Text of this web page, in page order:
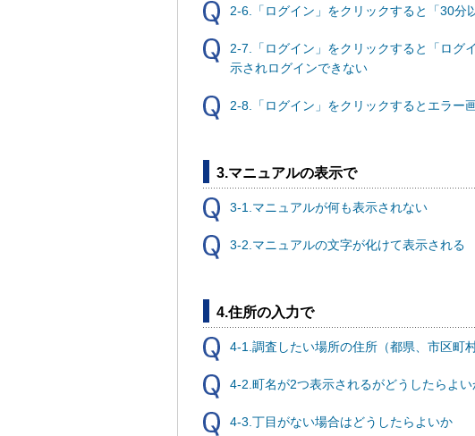
2-6.「ログイン」をクリックすると「30分
2-7.「ログイン」をクリックすると「ログ
示されログインできない
2-8.「ログイン」をクリックするとエラー
3.マニュアルの表示で
3-1.マニュアルが何も表示されない
3-2.マニュアルの文字が化けて表示される
4.住所の入力で
4-1.調査したい場所の住所（都県、市区町
4-2.町名が2つ表示されるがどうしたらよい
4-3.丁目がない場合はどうしたらよいか